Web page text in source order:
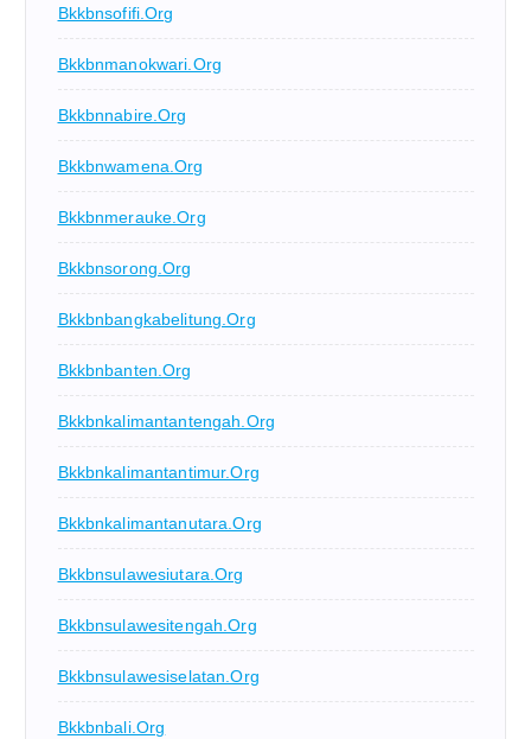
Bkkbnsofifi.org
Bkkbnmanokwari.org
Bkkbnnabire.org
Bkkbnwamena.org
Bkkbnmerauke.org
Bkkbnsorong.org
Bkkbnbangkabelitung.org
Bkkbnbanten.org
Bkkbnkalimantantengah.org
Bkkbnkalimantantimur.org
Bkkbnkalimantanutara.org
Bkkbnsulawesiutara.org
Bkkbnsulawesitengah.org
Bkkbnsulawesiselatan.org
Bkkbnbali.org